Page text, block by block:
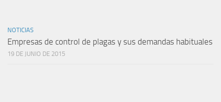
NOTICIAS
Empresas de control de plagas y sus demandas habituales
19 DE JUNIO DE 2015